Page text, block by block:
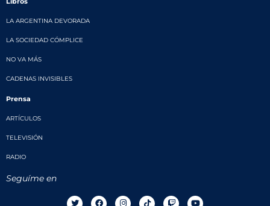
LA ARGENTINA DEVORADA
LA SOCIEDAD CÓMPLICE
NO VA MÁS
CADENAS INVISIBLES
Prensa
ARTÍCULOS
TELEVISIÓN
RADIO
Seguíme en
T
F
I
T
T
Y